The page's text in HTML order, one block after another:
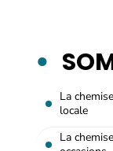
La
locale
La